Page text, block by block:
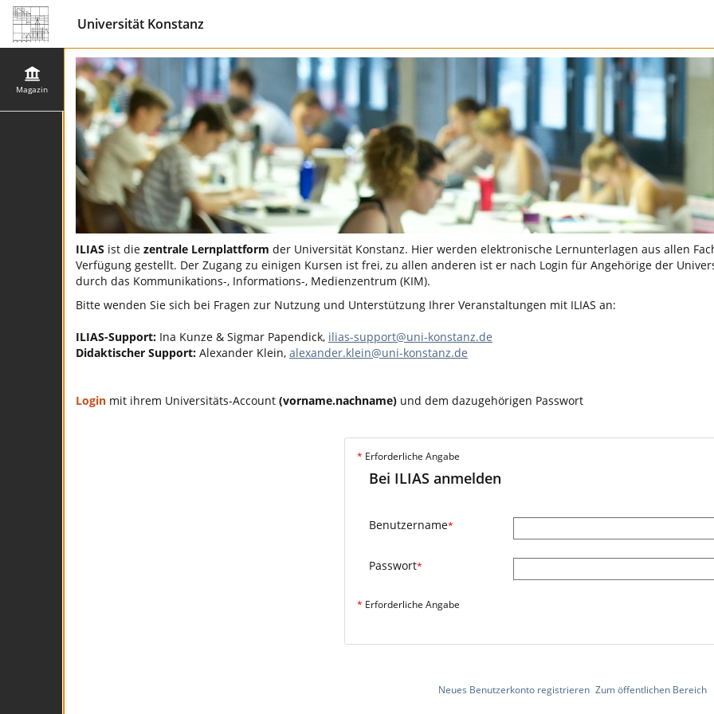
Universität Konstanz
Magazin
ILIAS ist die zentrale Lernplattform der Universität Konstanz. Hier werden elektronische Lernunterlagen aus allen
Verfügung gestellt. Der Zugang zu einigen Kursen ist frei, zu allen anderen ist er nach Login für Angehörige der
durch das Kommunikations-, Informations-, Medienzentrum (KIM).
Bitte wenden Sie sich bei Fragen zur Nutzung und Unterstützung Ihrer Veranstaltungen mit ILIAS an:
ILIAS-Support: Ina Kunze & Sigmar Papendick, ilias-support@uni-konstanz.de
Didaktischer Support: Alexander Klein, alexander.klein@uni-konstanz.de
Login mit ihrem Universitäts-Account (vorname.nachname) und dem dazugehörigen Passwort
* Erforderliche Angabe
Bei ILIAS anmelden
Benutzername*
Passwort*
* Erforderliche Angabe
Neues Benutzerkonto registrieren Zum öffentlichen Bereich